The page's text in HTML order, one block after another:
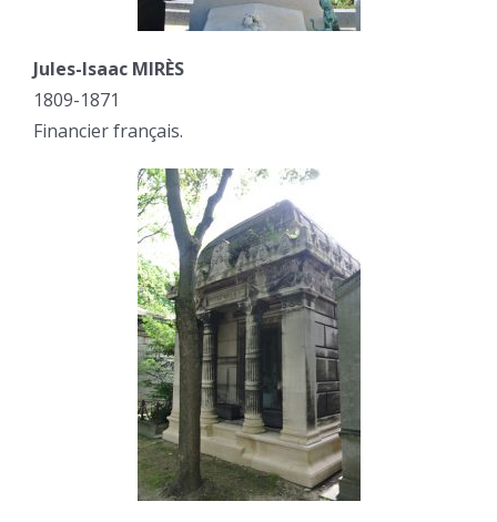
Jules-Isaac MIRÈS
1809-1871
Financier français.